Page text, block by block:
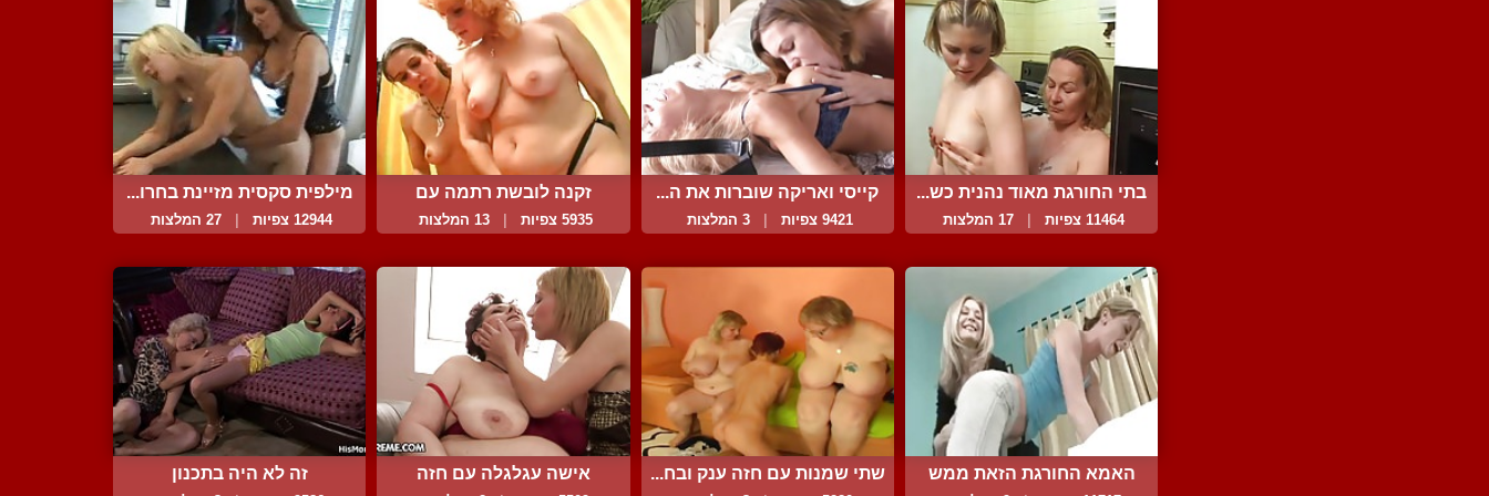
בתי החורגת מאוד נהנית כש...
11464 צפיות 17 המלצות
קייסי ואריקה שוברות את ה...
9421 צפיות 3 המלצות
זקנה לובשת רתמה עם
סטרפא...
5935 צפיות 13 המלצות
מילפית סקסית מזיינת בחרו...
12944 צפיות 27 המלצות
האמא החורגת הזאת ממש
שתי שמנות עם חזה ענק ובח...
אישה עגלגלה עם חזה
זה לא היה בתכנון